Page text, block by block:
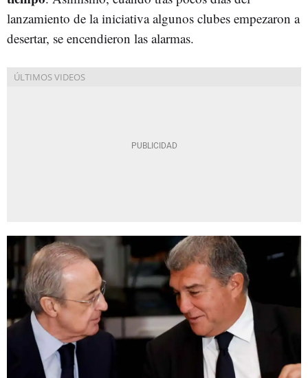
lanzamiento de la iniciativa algunos clubes empezaron a
desertar, se encendieron las alarmas.